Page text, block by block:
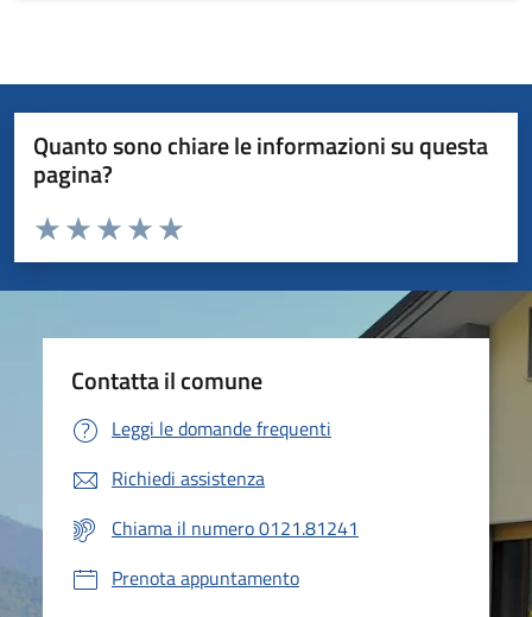
Quanto sono chiare le informazioni su questa
pagina?
Valuta da 1 a 5 stelle la pagina
Valuta 5 stelle su 5
Valuta 4 stelle su 5
Valuta 3 stelle su 5
Valuta 2 stelle su 5
Valuta 1 stelle su 5
Contatta il comune
Leggi le domande frequenti
Richiedi assistenza
Chiama il numero 0121.81241
Prenota appuntamento